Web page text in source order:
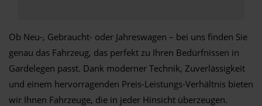
Ob Neu-, Gebraucht- oder Jahreswagen – bei uns finden Sie
genau das Fahrzeug, das perfekt zu Ihren Bedürfnissen in
Gardelegen passt. Dank moderner Technik, Zuverlässigkeit
und einem hervorragenden Preis-Leistungs-Verhältnis bieten
wir Ihnen Fahrzeuge, die in jeder Hinsicht überzeugen.